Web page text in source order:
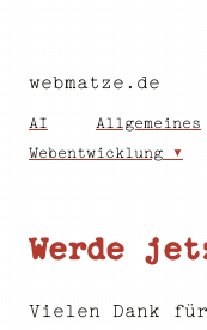
webmatze.de
AI Allgemeines
Webentwicklung
Werde
Vielen Dank